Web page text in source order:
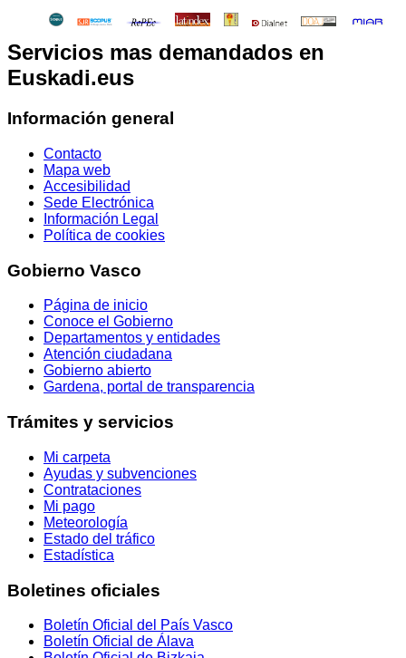
Servicios mas demandados en
Euskadi.eus
Información general
Contacto
Mapa web
Accesibilidad
Sede Electrónica
Información Legal
Política de cookies
Gobierno Vasco
Página de inicio
Conoce el Gobierno
Departamentos y entidades
Atención ciudadana
Gobierno abierto
Gardena, portal de transparencia
Trámites y servicios
Mi carpeta
Ayudas y subvenciones
Contrataciones
Mi pago
Meteorología
Estado del tráfico
Estadística
Boletines oficiales
Boletín Oficial del País Vasco
Boletín Oficial de Álava